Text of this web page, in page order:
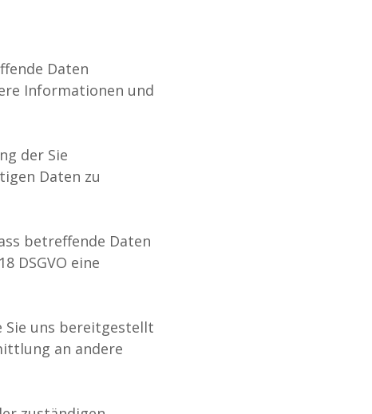
Daten
Informationen und
der Sie
Daten zu
betreffende Daten
DSGVO eine
Sie uns bereitgestellt
an andere